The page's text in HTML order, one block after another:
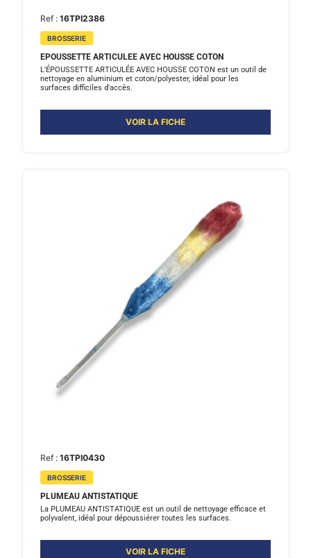
Ref : 16TPI2386
BROSSERIE
EPOUSSETTE ARTICULEE AVEC HOUSSE COTON
L'ÉPOUSSETTE ARTICULÉE AVEC HOUSSE COTON est un outil de
nettoyage en aluminium et coton/polyester, idéal pour les
surfaces difficiles d'accès.
VOIR LA FICHE
Ref : 16TPI0430
BROSSERIE
PLUMEAU ANTISTATIQUE
La PLUMEAU ANTISTATIQUE est un outil de nettoyage efficace et
polyvalent, idéal pour dépoussiérer toutes les surfaces.
VOIR LA FICHE